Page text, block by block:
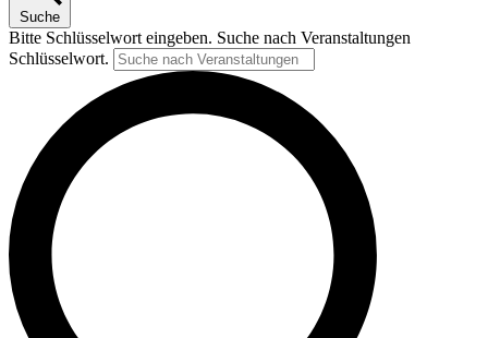
Suche
Bitte Schlüsselwort eingeben. Suche nach Veranstaltungen
Schlüsselwort.